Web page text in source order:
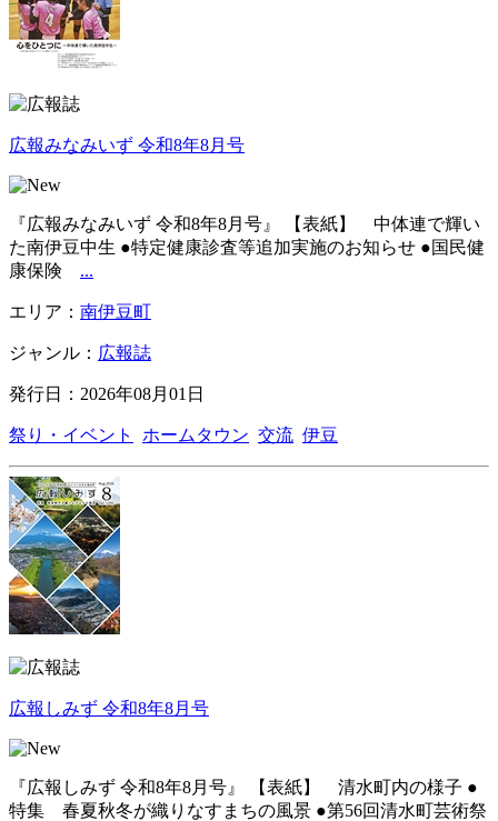
広報みなみいず 令和8年8月号
『広報みなみいず 令和8年8月号』 【表紙】 中体連で輝い
た南伊豆中生 ●特定健康診査等追加実施のお知らせ ●国民健
康保険 ...
エリア： 南伊豆町
ジャンル： 広報誌
発行日：2026年08月01日
祭り・イベント ホームタウン 交流 伊豆
広報しみず 令和8年8月号
『広報しみず 令和8年8月号』 【表紙】 清水町内の様子 ●
特集 春夏秋冬が織りなすまちの風景 ●第56回清水町芸術祭